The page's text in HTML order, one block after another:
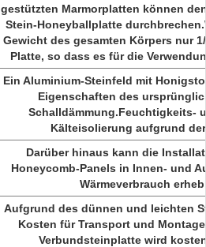
gestützten Marmorplatten können
Stein-Honeyballplatte
Gewicht des gesamten Körpers nur
Platte, so dass es für die
Ein Aluminium-Steinfeld mit
Eigenschaften des
Schalldämmung.Feuchtigkeits-
Kälteisolierung aufgrund
Darüber hinaus kann die
Honeycomb-Panels in Innen- und
Wärmeverbrauch
Aufgrund des dünnen und leichten
Kosten für Transport und
Verbundsteinplatte wird